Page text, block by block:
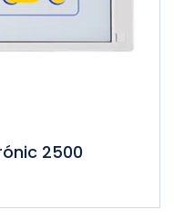
2500